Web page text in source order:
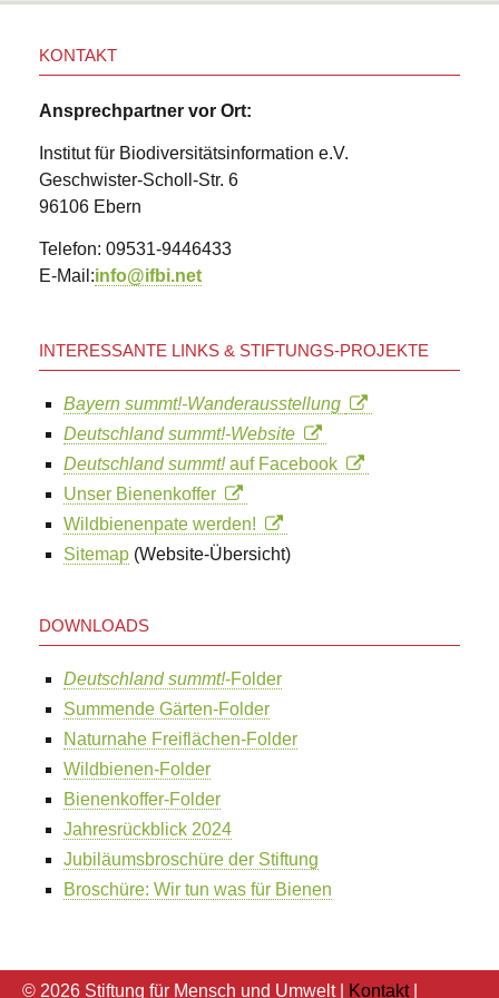
KONTAKT
Ansprechpartner vor Ort:
Institut für Biodiversitätsinformation e.V.
Geschwister-Scholl-Str. 6
96106 Ebern
Telefon: 09531-9446433
E-Mail:info@ifbi.net
INTERESSANTE LINKS & STIFTUNGS-PROJEKTE
Bayern summt!-Wanderausstellung
Deutschland summt!-Website
Deutschland summt!auf Facebook
Unser Bienenkoffer
Wildbienenpate werden!
Sitemap (Website-Übersicht)
DOWNLOADS
Deutschland summt!-Folder
Summende Gärten-Folder
Naturnahe Freiflächen-Folder
Wildbienen-Folder
Bienenkoffer-Folder
Jahresrückblick 2024
Jubiläumsbroschüre der Stiftung
Broschüre: Wir tun was für Bienen
© 2026 Stiftung für Mensch und Umwelt | Kontakt|